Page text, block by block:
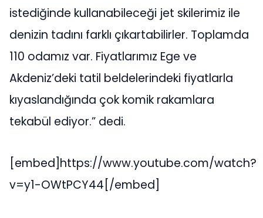
istediğinde kullanabileceği jet skilerimiz ile
denizin tadını farklı çıkartabilirler. Toplamda
110 odamız var. Fiyatlarımız Ege ve
Akdeniz’deki tatil beldelerindeki fiyatlarla
kıyaslandığında çok komik rakamlara
tekabül ediyor.” dedi.
[embed]https://www.youtube.com/watch?
v=y1-OWtPCY44[/embed]